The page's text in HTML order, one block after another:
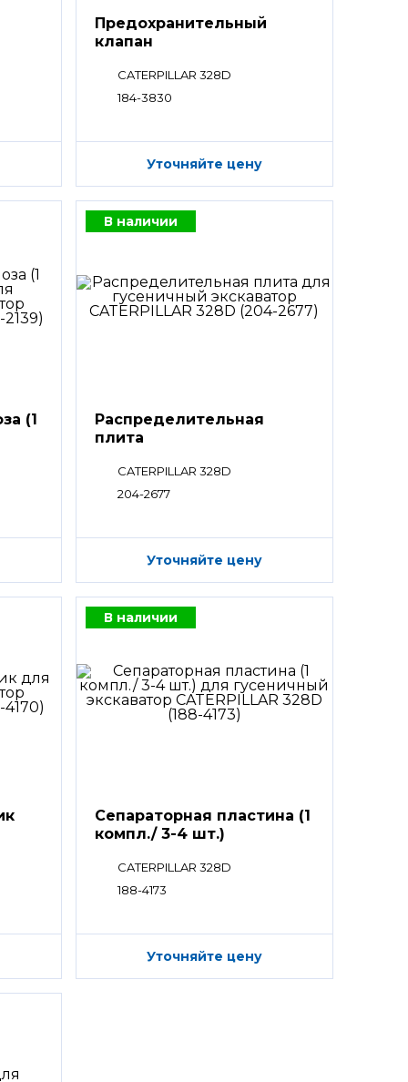
Предохранительный
клапан
CATERPILLAR 328D
184-3830
Уточняйте цену
(1
В наличии
Распределительная
плита
CATERPILLAR 328D
204-2677
Уточняйте цену
В наличии
Сепараторная пластина (1
компл./ 3-4 шт.)
CATERPILLAR 328D
188-4173
Уточняйте цену